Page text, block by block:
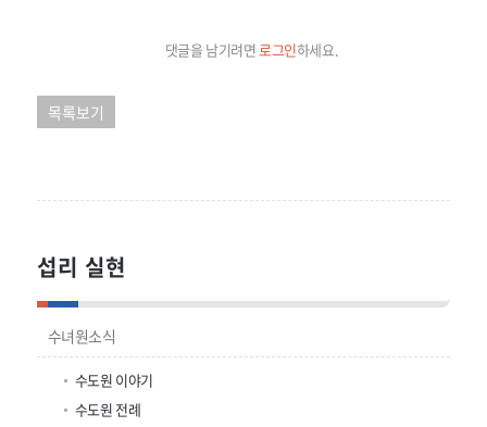
댓글을 남기려면로그인하세요.
목록보기
섭리 실현
수녀원소식
수도원 이야기
수도원 전례